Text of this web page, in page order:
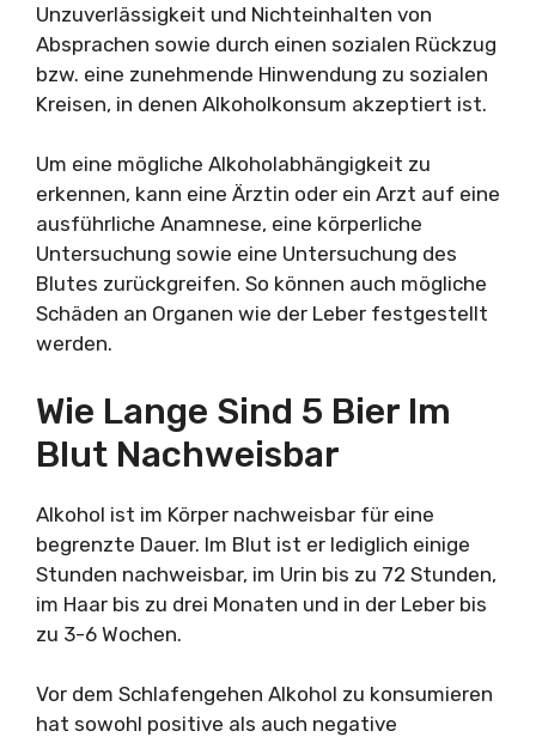
Unzuverlässigkeit und Nichteinhalten von
Absprachen sowie durch einen sozialen Rückzug
bzw. eine zunehmende Hinwendung zu sozialen
Kreisen, in denen Alkoholkonsum akzeptiert ist.
Um eine mögliche Alkoholabhängigkeit zu
erkennen, kann eine Ärztin oder ein Arzt auf eine
ausführliche Anamnese, eine körperliche
Untersuchung sowie eine Untersuchung des
Blutes zurückgreifen. So können auch mögliche
Schäden an Organen wie der Leber festgestellt
werden.
Wie Lange Sind 5 Bier Im
Blut Nachweisbar
Alkohol ist im Körper nachweisbar für eine
begrenzte Dauer. Im Blut ist er lediglich einige
Stunden nachweisbar, im Urin bis zu 72 Stunden,
im Haar bis zu drei Monaten und in der Leber bis
zu 3-6 Wochen.
Vor dem Schlafengehen Alkohol zu konsumieren
hat sowohl positive als auch negative